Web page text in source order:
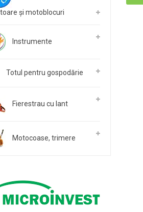
și motoblocuri
Instrumente
Totul pentru gospodărie
Fierestrau cu lant
Motocoase, trimere